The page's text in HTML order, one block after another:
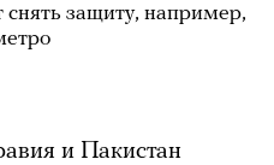
защиту, например,
и Пакистан